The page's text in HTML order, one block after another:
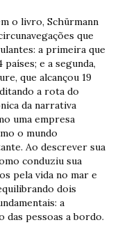
o livro, Schürmann
que
a primeira que
e a segunda,
que alcançou 19
a rota do
da narrativa
uma empresa
o mundo
Ao descrever sua
conduziu sua
pela vida no mar e
dois
a
das pessoas a bordo.